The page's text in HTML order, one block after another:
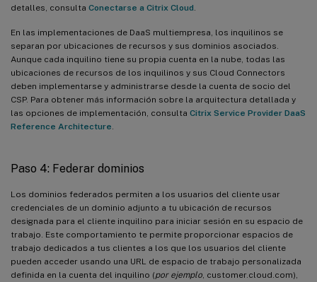
detalles, consulta Conectarse a Citrix Cloud.
En las implementaciones de DaaS multiempresa, los inquilinos se
separan por ubicaciones de recursos y sus dominios asociados.
Aunque cada inquilino tiene su propia cuenta en la nube, todas las
ubicaciones de recursos de los inquilinos y sus Cloud Connectors
deben implementarse y administrarse desde la cuenta de socio del
CSP. Para obtener más información sobre la arquitectura detallada y
las opciones de implementación, consulta Citrix Service Provider DaaS
Reference Architecture.
Paso 4: Federar dominios
Los dominios federados permiten a los usuarios del cliente usar
credenciales de un dominio adjunto a tu ubicación de recursos
designada para el cliente inquilino para iniciar sesión en su espacio de
trabajo. Este comportamiento te permite proporcionar espacios de
trabajo dedicados a tus clientes a los que los usuarios del cliente
pueden acceder usando una URL de espacio de trabajo personalizada
definida en la cuenta del inquilino (por ejemplo, customer.cloud.com),